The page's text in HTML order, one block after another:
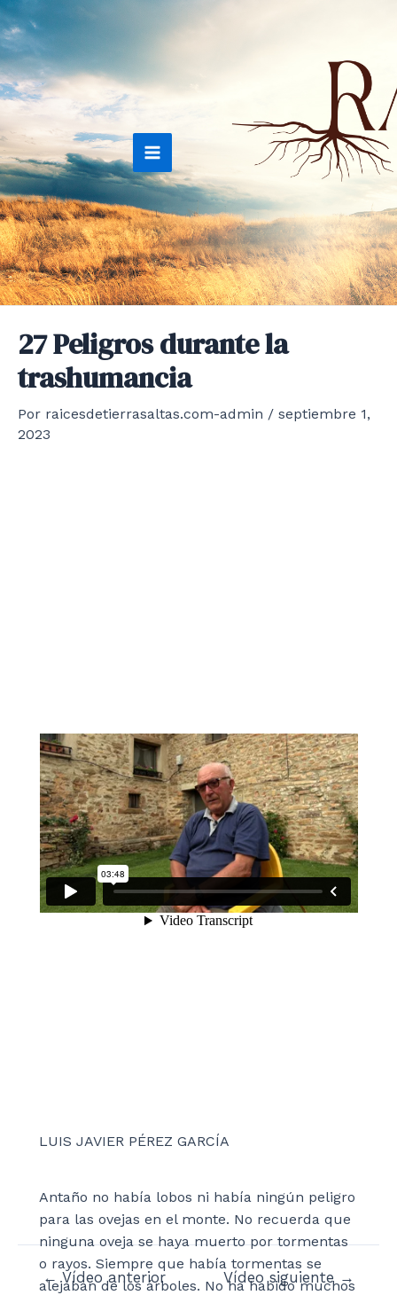
Ir
al
contenido
Main
Menu
27 Peligros durante la
trashumancia
Por raicesdetierrasaltas.com-admin / septiembre 1,
2023
LUIS JAVIER PÉREZ GARCÍA
Antaño no había lobos ni había ningún peligro
para las ovejas en el monte. No recuerda que
ninguna oveja se haya muerto por tormentas
o rayos. Siempre que había tormentas se
alejaban de los árboles. No ha habido muchos
Navegación
← Vídeo anterior Vídeo siguiente →